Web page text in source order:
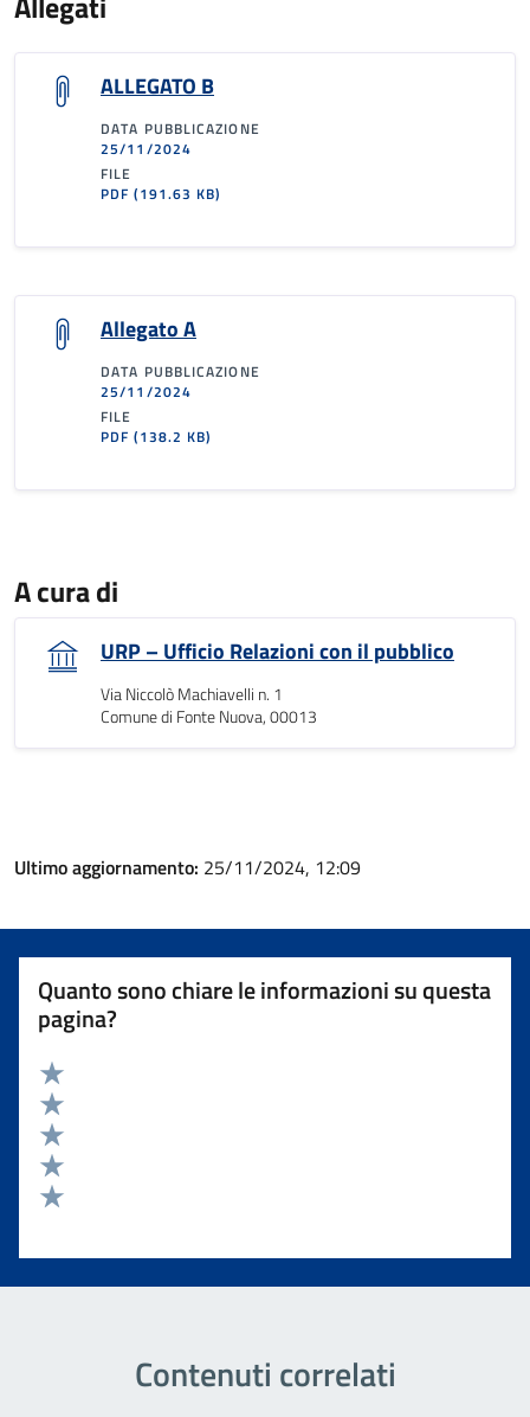
ALLEGATO B
DATA PUBBLICAZIONE
25/11/2024
FILE
PDF(191.63 KB)
Allegato A
DATA PUBBLICAZIONE
25/11/2024
FILE
PDF(138.2 KB)
A cura di
URP – Ufficio Relazioni con il pubblico
Via Niccolò Machiavelli n. 1
Comune di Fonte Nuova, 00013
Ultimo aggiornamento: 25/11/2024, 12:09
Quanto sono chiare le informazioni su questa
pagina?
Valuta 5 stelle su 5
Valuta 4 stelle su 5
Valuta 3 stelle su 5
Valuta 2 stelle su 5
Contenuti correlati